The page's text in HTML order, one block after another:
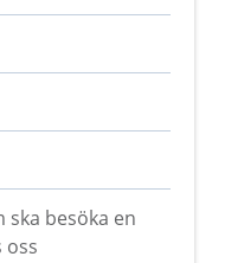
ska besöka en
oss